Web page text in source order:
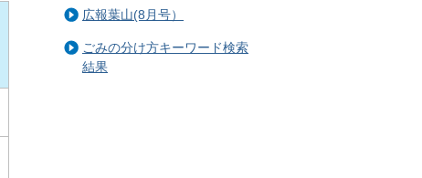
広報葉山(8月号）
ごみの分け方キーワード検索
結果